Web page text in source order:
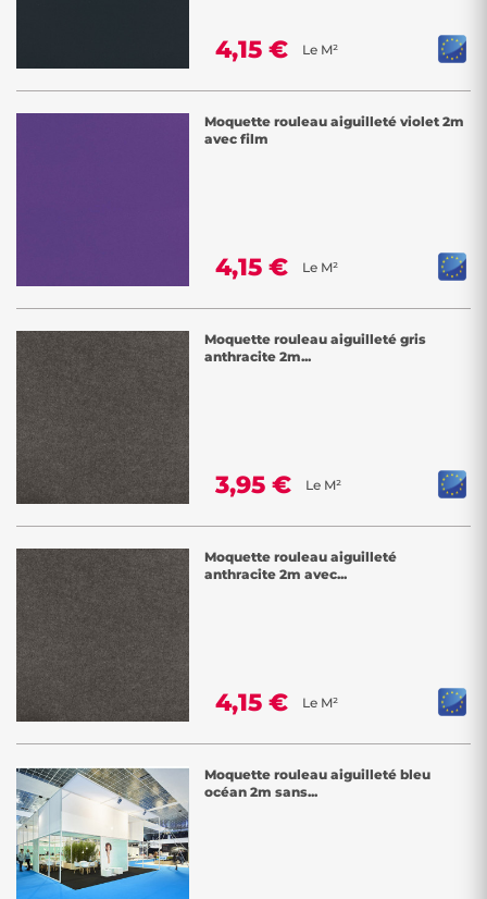
4,15 € Le M²
Moquette rouleau aiguilleté violet 2m
avec film
4,15 € Le M²
Moquette rouleau aiguilleté gris
anthracite 2m...
3,95 € Le M²
Moquette rouleau aiguilleté
anthracite 2m avec...
4,15 € Le M²
Moquette rouleau aiguilleté bleu
océan 2m sans...